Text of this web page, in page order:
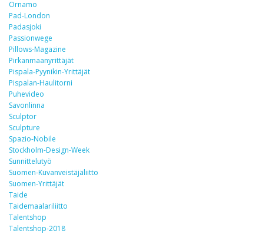
Ornamo
Pad-London
Padasjoki
Passionwege
Pillows-Magazine
Pirkanmaanyrittäjät
Pispala-Pyynikin-Yrittäjät
Pispalan-Haulitorni
Puhevideo
Savonlinna
Sculptor
Sculpture
Spazio-Nobile
Stockholm-Design-Week
Sunnittelutyö
Suomen-Kuvanveistäjäliitto
Suomen-Yrittäjät
Taide
Taidemaalariliitto
Talentshop
Talentshop-2018